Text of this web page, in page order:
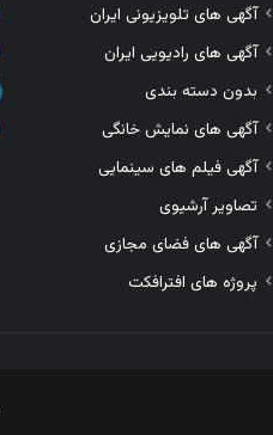
آگهی های تلویزیونی ایران
آگهی های رادیویی ایران
بدون دسته بندی
آگهی های نمایش خانگی
آگهی فیلم های سینمایی
تصاویر آرشیوی
آگهی های فضای مجازی
پروژه های افترافکت